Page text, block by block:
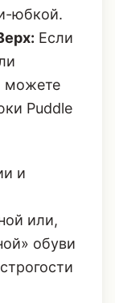
юбкой.
Если
можете
Puddle
и
или,
обуви